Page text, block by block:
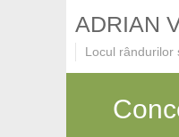
ADRIAN
Locul rândurilor